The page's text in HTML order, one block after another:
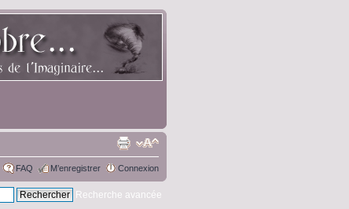
FAQ M’enregistrer Connexion
Recherche avancée